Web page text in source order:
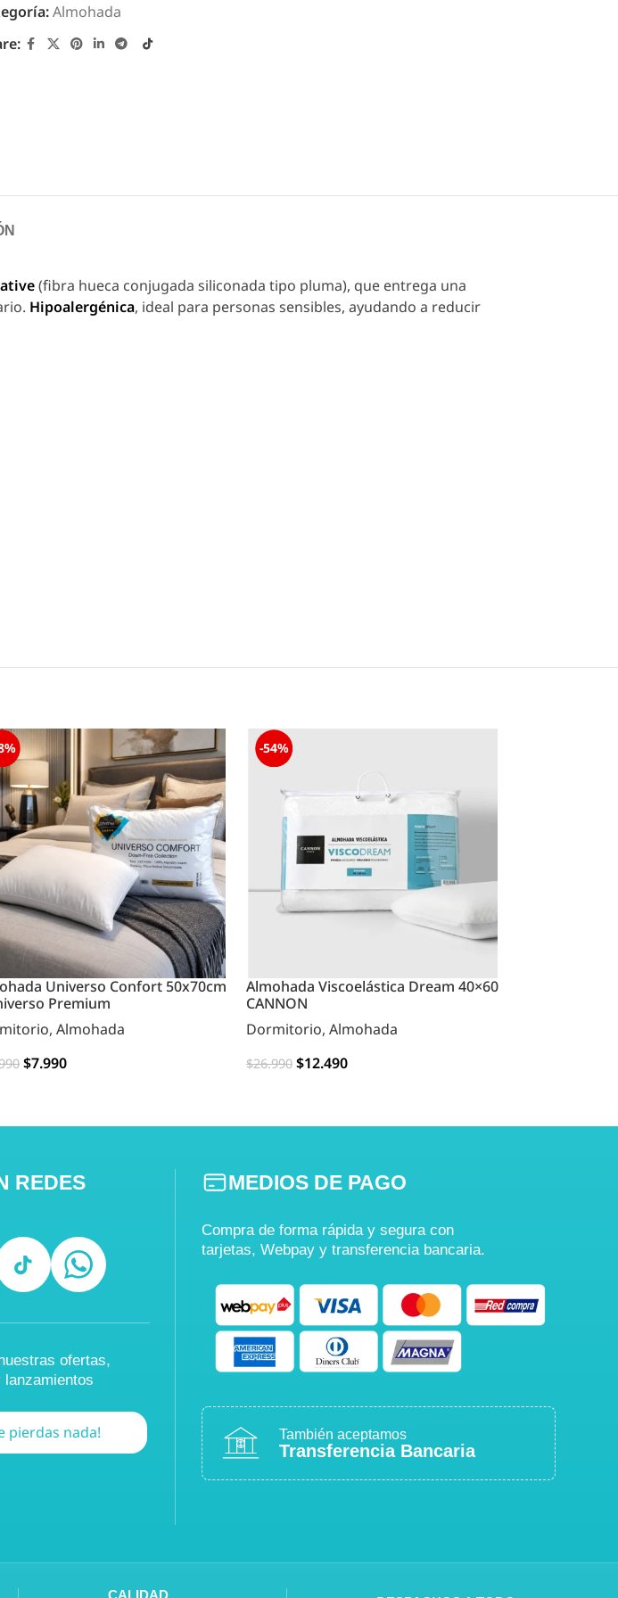
Almohada
(fibra hueca conjugada siliconada tipo pluma), que entrega una
Hipoalergénica, ideal para personas sensibles, ayudando a reducir
Universo Confort 50x70cm
Premium
, Almohada
$7.990
-54%
Almohada Viscoelástica Dream 40×60
CANNON
Dormitorio, Almohada
$26.990 $12.490
REDES
ofertas,
lanzamientos
pierdas nada!
MEDIOS DE PAGO
Compra de forma rápida y segura con
tarjetas, Webpay y transferencia bancaria.
También aceptamos
Transferencia Bancaria